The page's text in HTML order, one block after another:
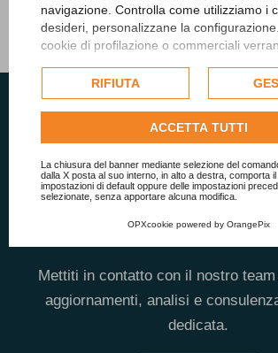
navigazione. Controlla come utilizziamo i
desideri, personalizzane la
cookie di profilazione o commerciali
dell'utente e, se consentito, potrebbero
per personalizzare gli annunci
informazioni su come Google utilizza i
politica sulla privacy di Google
Consulta l'informativa cookie
RIFIUTA
ACCETTA TUTTI
La chiusura del banner mediante selezione del
dalla X posta al suo interno, in alto a destra, comporta
impostazioni di default oppure delle impostazioni
selezionate, senza apportare alcuna modifica.
OPXcookie powered by OrangePix
Vuoi restare
ultime novità per la
Mettiti in contatto con il nostro
aggiornamenti, analisi e
dedicata.